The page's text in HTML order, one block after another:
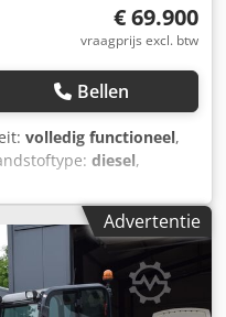
€ 69.900
vraagprijs excl. btw
Bellen
volledig functioneel,
diesel,
2.550 mm,
1.970 mm
als nieuw Technische
KUBOTA KX,
- 5635 kg
Advertentie